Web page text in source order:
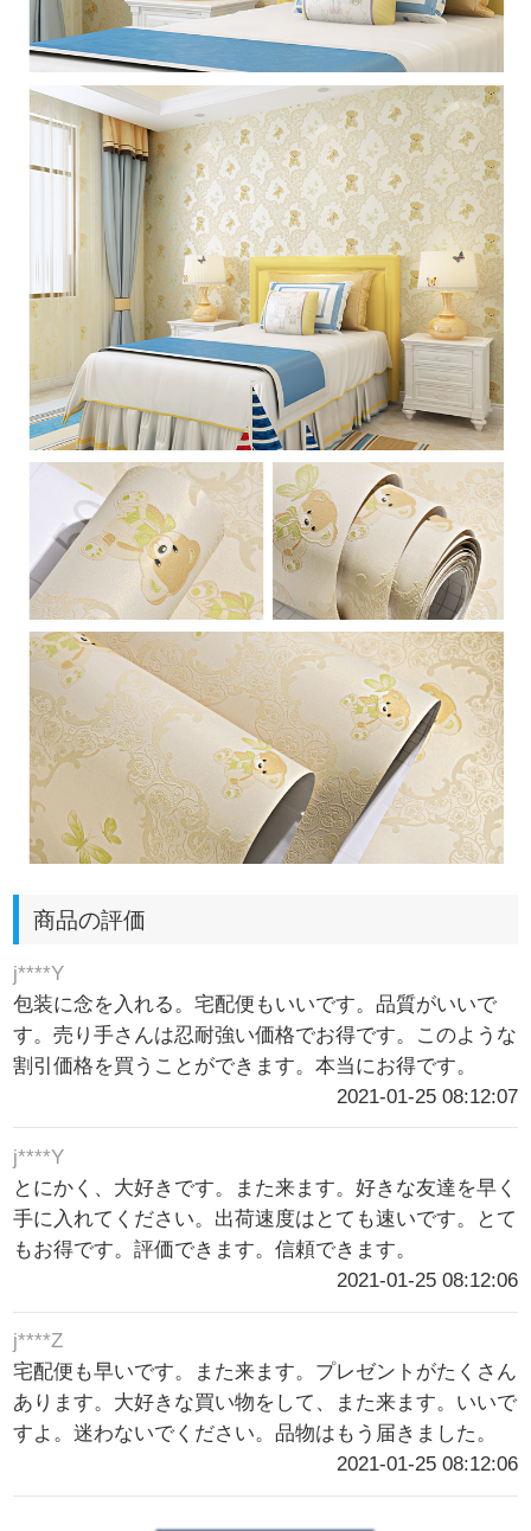
商品の評価
j****Y
包装に念を入れる。宅配便もいいです。品質がいいで
す。売り手さんは忍耐強い価格でお得です。このような
割引価格を買うことができます。本当にお得です。
2021-01-25 08:12:07
j****Y
とにかく、大好きです。また来ます。好きな友達を早く
手に入れてください。出荷速度はとても速いです。とて
もお得です。評価できます。信頼できます。
2021-01-25 08:12:06
j****Z
宅配便も早いです。また来ます。プレゼントがたくさん
あります。大好きな買い物をして、また来ます。いいで
すよ。迷わないでください。品物はもう届きました。
2021-01-25 08:12:06